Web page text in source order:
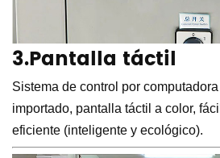
3.Pantalla táctil
Sistema de control por
importado, pantalla táctil a color,
eficiente (inteligente y ecológico).